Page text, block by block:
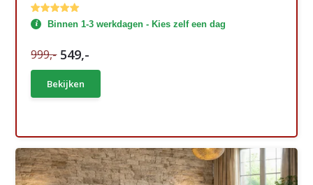
Binnen 1-3 werkdagen - Kies zelf een dag
999,- 549,-
Bekijken